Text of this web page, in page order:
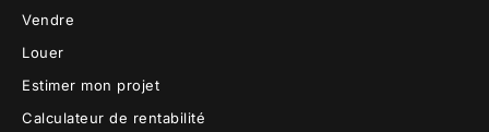
Vendre
Louer
Estimer mon projet
Calculateur de rentabilité